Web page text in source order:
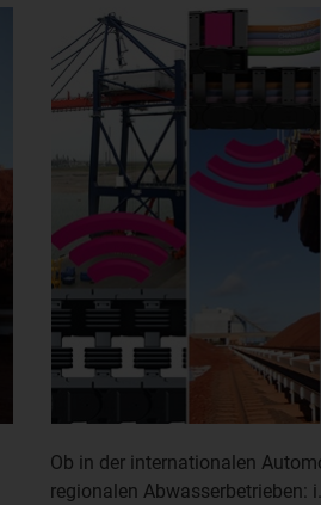
Ob in der internationalen
regionalen Abwasserbetrieben: